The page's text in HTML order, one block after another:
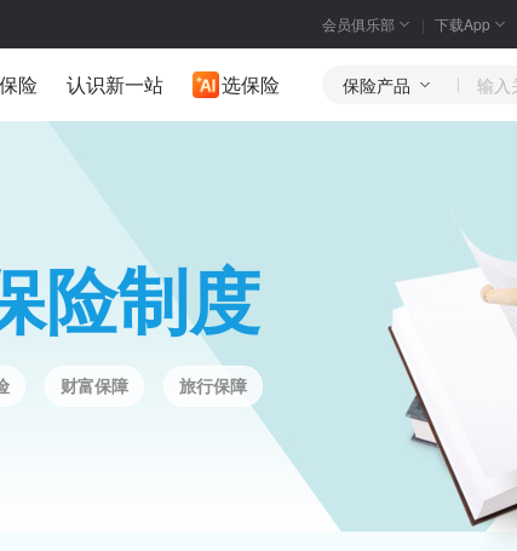
会员俱乐部 下载App
险 认识新一站 选保险 保险产品
险制度
财富保障 旅行保障